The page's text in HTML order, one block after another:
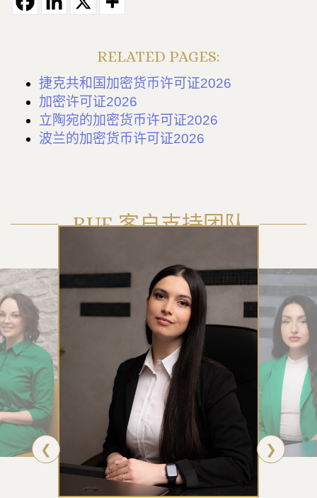
RELATED PAGES:
捷克共和国加密货币许可证2026
加密许可证2026
立陶宛的加密货币许可证2026
波兰的加密货币许可证2026
RUE 客户支持团队
❮ ❯